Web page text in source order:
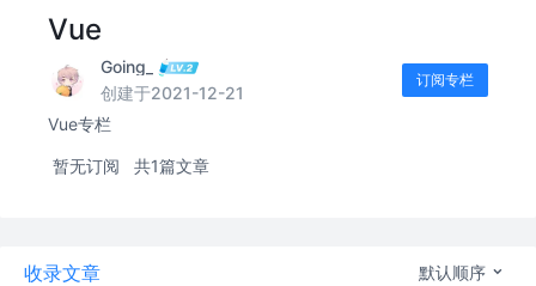
Vue
Going_
创建于2021-12-21
订阅专栏
Vue专栏
暂无订阅 共1篇文章
收录文章 默认顺序